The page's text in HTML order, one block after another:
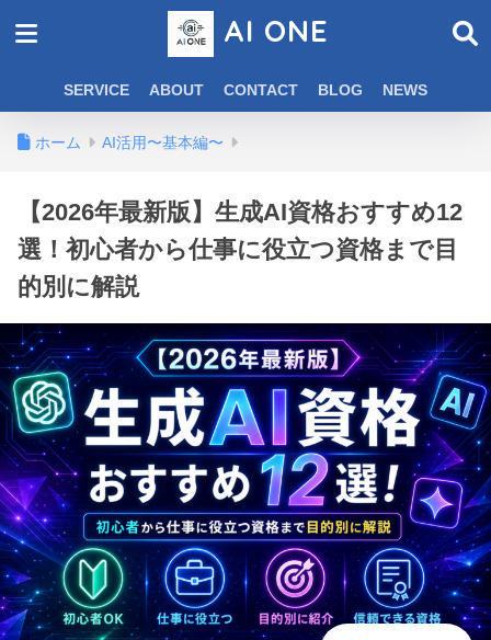
AI ONE
SERVICE ABOUT CONTACT BLOG NEWS
ホーム AI活用〜基本編〜
【2026年最新版】生成AI資格おすすめ12
選！初心者から仕事に役立つ資格まで目
的別に解説